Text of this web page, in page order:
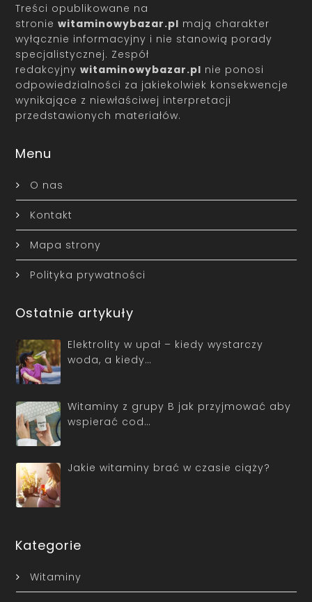
Treści opublikowane na
stroniewitaminowybazar.pl mają charakter
wyłącznie informacyjny i nie stanowią porady
specjalistycznej. Zespół
redakcyjnywitaminowybazar.pl nie ponosi
odpowiedzialności za jakiekolwiek konsekwencje
wynikające z niewłaściwej interpretacji
przedstawionych materiałów.
Menu
O nas
Kontakt
Mapa strony
Polityka prywatności
Ostatnie artykuły
Elektrolity w upał – kiedy wystarczy
woda, a kiedy…
Witaminy z grupy B jak przyjmować aby
wspierać cod…
Jakie witaminy brać w czasie ciąży?
Kategorie
Witaminy